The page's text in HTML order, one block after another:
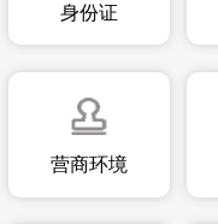
身份证
营商环境